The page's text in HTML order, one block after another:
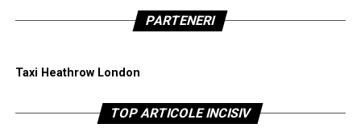
PARTENERI
Taxi Heathrow London
TOP ARTICOLE INCISIV